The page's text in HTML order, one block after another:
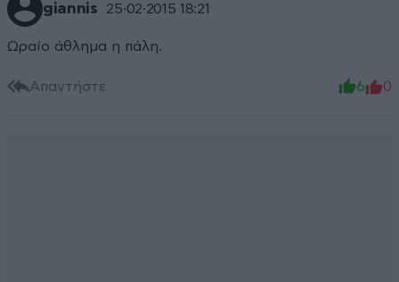
giannis 25·02·2015 18:21
Ωραίο άθλημα η πάλη.
Απαντήστε 6 0